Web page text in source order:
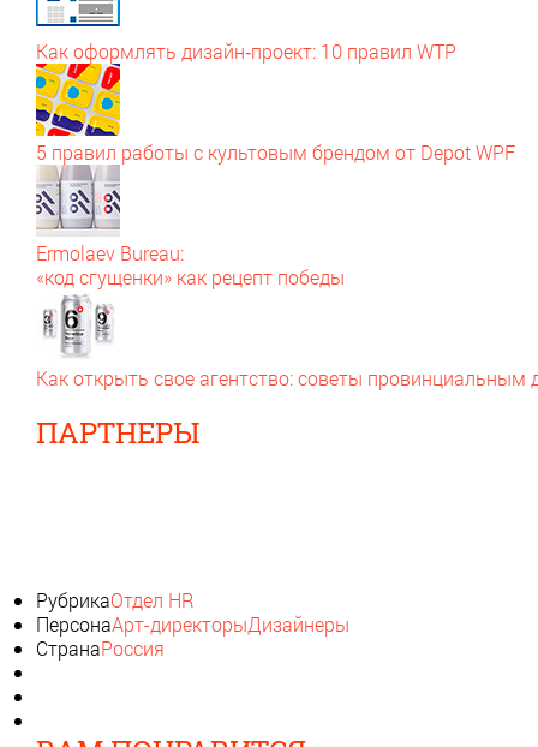
Как оформлять дизайн‑проект: 10 правил WTP
5 правил работы с культовым брендом от Depot WPF
Ermolaev Bureau:
«код сгущенки» как рецепт победы
Как открыть свое агентство: советы провинциальным
ПАРТНЕРЫ
РубрикаОтдел HR
ПерсонаАрт-директорыДизайнеры
СтранаРоссия